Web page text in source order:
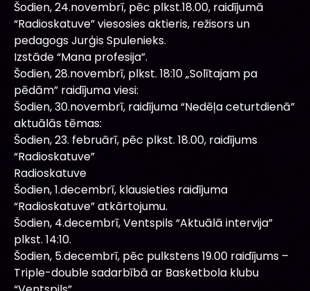
Šodien, 24.novembrī, pēc plkst.18.00, raidījumā
“Radioskatuve” viesosies aktieris, režisors un
pedagogs Jurģis Spulenieks.
Izstāde “Mana profesija”.
Šodien, 28.novembrī, plkst. 18:10 „Solītajam pa
pēdām” raidījuma viesi:
Šodien, 30.novembrī, raidījuma “Nedēļa ceturtdienā”
aktuālās tēmas:
Šodien, 23. februārī, pēc plkst. 18.00, raidījums
“Radioskatuve”
Radioskatuve
Šodien, 1.decembrī, klausieties raidījuma
“Radioskatuve” atkārtojumu.
Šodien, 4.decembrī, Ventspils “Aktuālā intervija”
plkst. 14:10.
Šodien, 5.decembrī, pēc pulkstens 19.00 raidījums –
Triple-double sadarbībā ar Basketbola klubu